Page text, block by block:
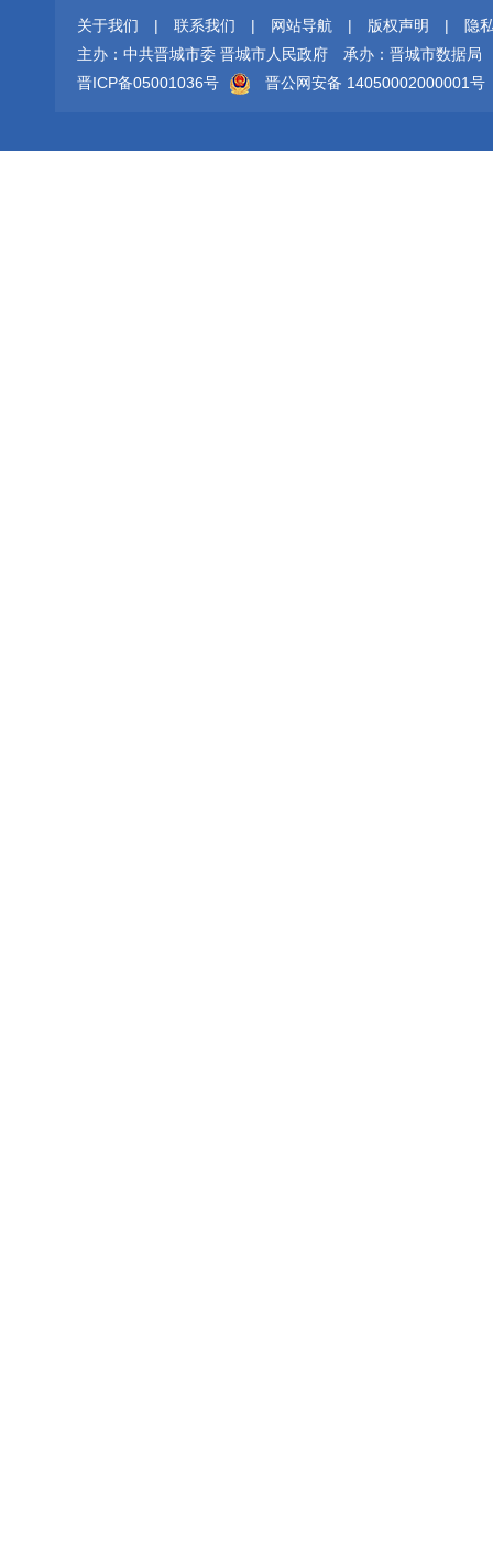
关于我们 | 联系我们 | 网站导航 | 版权声明 |
隐
主办：中共晋城市委 晋城市人民政府
承办：晋城市数据局
晋ICP备05001036号
晋公网安备 14050002000001号